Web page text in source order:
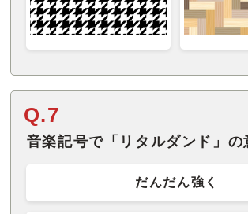
Q.7
音楽記号で「リタルダンド」の
だんだん強く